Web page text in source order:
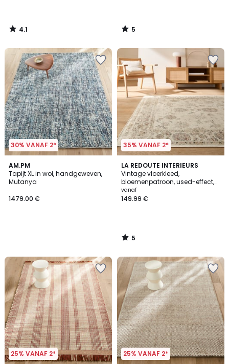
4.1
/
5
/
30% VANAF 2*
AM.PM
Tapijt XL in wol, handgeweven,
Mutanya
1479.00 €
35% VANAF 2*
LA REDOUTE INTERIEURS
Vintage vloerkleed,
bloemenpatroon, used-effect,
DIONA
vanaf
149.99 €
5
/
5
5
/
25% VANAF 2* 25% VANAF 2*